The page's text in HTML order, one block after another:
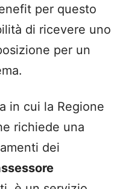
per questo
di ricevere uno
per un
in cui la Regione
richiede una
dei